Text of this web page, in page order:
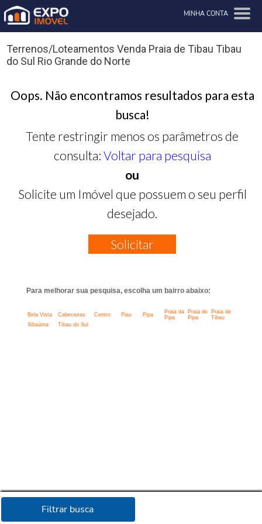
MINHA CONTA
Filtrar busca
Terrenos/Loteamentos Venda Praia de Tibau Tibau
do Sul Rio Grande do Norte
Oops. Não encontramos resultados para esta
busca!
Tente restringir menos os parâmetros de
consulta: Voltar para pesquisa
ou
Solicite um Imóvel que possuem o seu perfil
desejado.
Solicitar
Para melhorar sua pesquisa, escolha um bairro abaixo:
Bela Vista Cabeceiras Centro Piau Pipa
Praia da
Pipa
Praia de
Pipa
Praia de
Tibau
Sibaúma
Tibau do Sul